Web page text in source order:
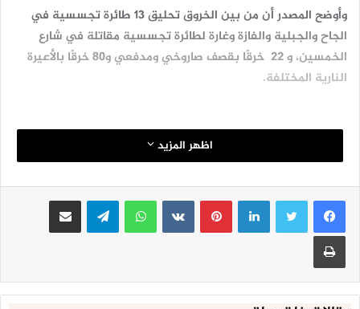
وأوضح المصدر أن من بين الخروق تحليق 13 طائرة تجسسية في
الجاح والجبلية والفازة وغارة لطائرة تجسسية مقاتلة في شارع
الخمسين، و 22 خرقًا بقصف صاروخي ومدفعي و80 خرقًا بالأعيرة
النارية المختلفة.
اظهر المزيد
لينكدإنبينتيريست واتساب تيلقرام مشاركة عبر البريد
طباعة